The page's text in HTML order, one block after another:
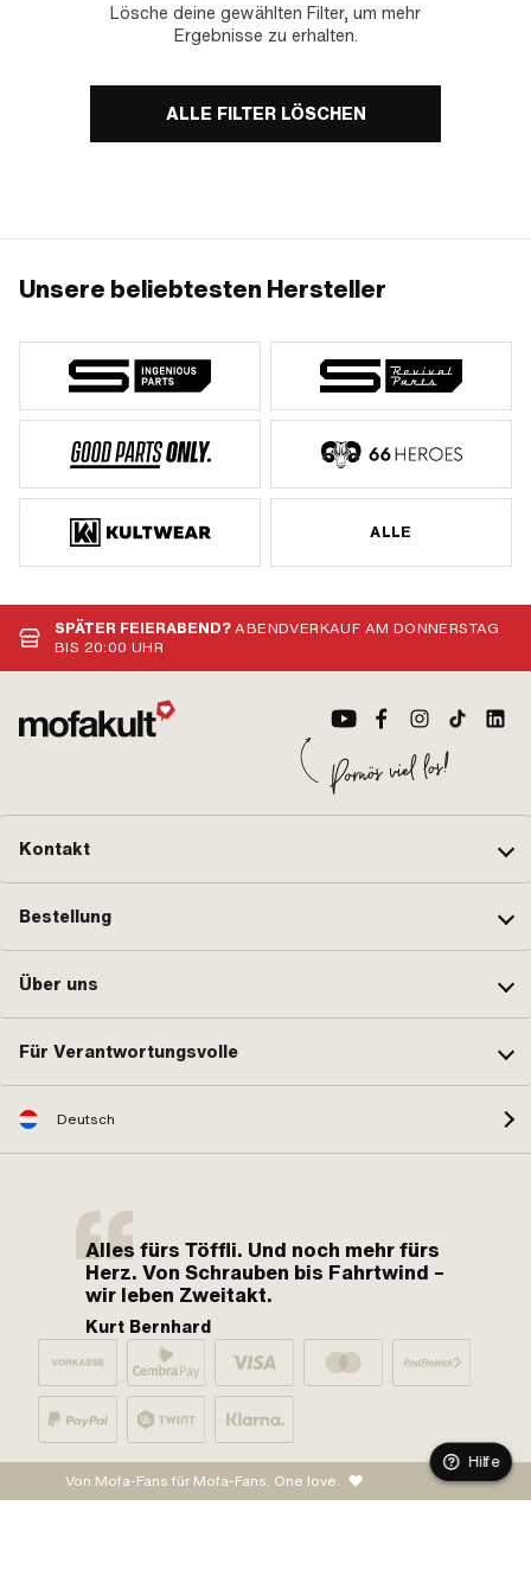
Lösche deine gewählten Filter, um mehr
Ergebnisse zu erhalten.
ALLE FILTER LÖSCHEN
Unsere beliebtesten Hersteller
ALLE
SPÄTER FEIERABEND?ABENDVERKAUF AM DONNERSTAG
BIS 20:00 UHR
Kontakt
Bestellung
Über uns
Für Verantwortungsvolle
Deutsch
Alles fürs Töffli. Und noch mehr fürs
Herz. Von Schrauben bis Fahrtwind –
wir leben Zweitakt.
Kurt Bernhard
Von Mofa-Fans für Mofa-Fans. One love.
Hilfe